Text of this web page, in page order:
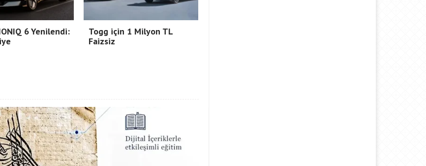
6 Yenilendi:
Togg için 1 Milyon TL
Faizsiz